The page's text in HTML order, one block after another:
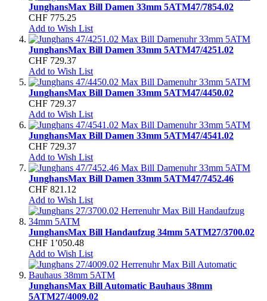
JunghansMax Bill Damen 33mm 5ATM47/7854.02
CHF 775.25
Add to Wish List
JunghansMax Bill Damen 33mm 5ATM47/4251.02
CHF 729.37
Add to Wish List
JunghansMax Bill Damen 33mm 5ATM47/4450.02
CHF 729.37
Add to Wish List
JunghansMax Bill Damen 33mm 5ATM47/4541.02
CHF 729.37
Add to Wish List
JunghansMax Bill Damen 33mm 5ATM47/7452.46
CHF 821.12
Add to Wish List
JunghansMax Bill Handaufzug 34mm 5ATM27/3700.02
CHF 1’050.48
Add to Wish List
JunghansMax Bill Automatic Bauhaus 38mm
5ATM27/4009.02